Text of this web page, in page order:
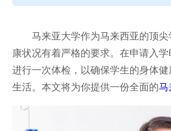
马来亚大学作为马来西亚的顶尖
康状况有着严格的要求。在申请入
进行一次体检，以确保学生的身体
生活。本文将为你提供一份全面的马